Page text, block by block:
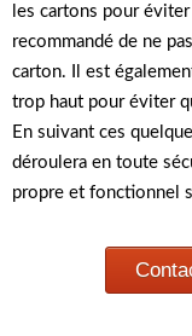
les cartons pour
recommandé de ne
carton. Il est
trop haut pour éviter
En suivant ces
déroulera en toute
propre et fonctionnel